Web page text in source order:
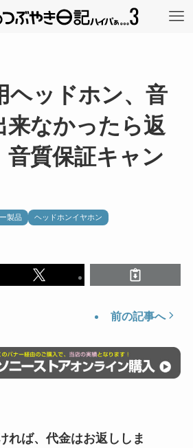
ヘッドホン、音
来なかったら返
音質保証キャン
製品 ヘッドホンイヤホン
前の記事へ
れば、代金はお返ししま